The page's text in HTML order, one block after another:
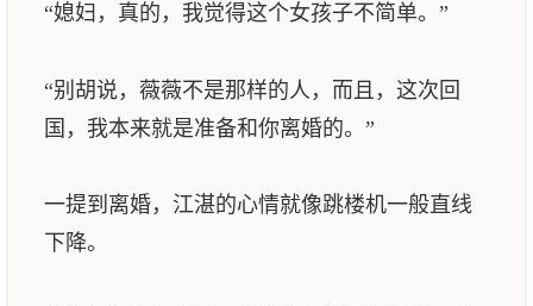
“媳妇，真的，我觉得这个女孩子不简单。”
“别胡说，薇薇不是那样的人，而且，这次回
国，我本来就是准备和你离婚的。”
一提到离婚，江湛的心情就像跳楼机一般直线
下降。